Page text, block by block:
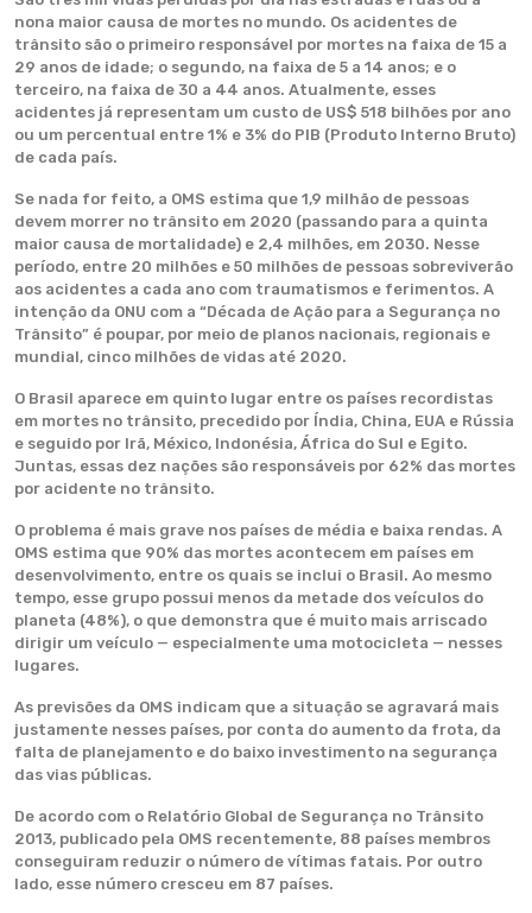
nona maior causa de mortes no mundo. Os acidentes de
trânsito são o primeiro responsável por mortes na faixa de 15 a
29 anos de idade; o segundo, na faixa de 5 a 14 anos; e o
terceiro, na faixa de 30 a 44 anos. Atualmente, esses
acidentes já representam um custo de US$ 518 bilhões por ano
ou um percentual entre 1% e 3% do PIB (Produto Interno Bruto)
de cada país.
Se nada for feito, a OMS estima que 1,9 milhão de pessoas
devem morrer no trânsito em 2020 (passando para a quinta
maior causa de mortalidade) e 2,4 milhões, em 2030. Nesse
período, entre 20 milhões e 50 milhões de pessoas sobreviverão
aos acidentes a cada ano com traumatismos e ferimentos. A
intenção da ONU com a “Década de Ação para a Segurança no
Trânsito” é poupar, por meio de planos nacionais, regionais e
mundial, cinco milhões de vidas até 2020.
O Brasil aparece em quinto lugar entre os países recordistas
em mortes no trânsito, precedido por Índia, China, EUA e Rússia
e seguido por Irã, México, Indonésia, África do Sul e Egito.
Juntas, essas dez nações são responsáveis por 62% das mortes
por acidente no trânsito.
O problema é mais grave nos países de média e baixa rendas. A
OMS estima que 90% das mortes acontecem em países em
desenvolvimento, entre os quais se inclui o Brasil. Ao mesmo
tempo, esse grupo possui menos da metade dos veículos do
planeta (48%), o que demonstra que é muito mais arriscado
dirigir um veículo — especialmente uma motocicleta — nesses
lugares.
As previsões da OMS indicam que a situação se agravará mais
justamente nesses países, por conta do aumento da frota, da
falta de planejamento e do baixo investimento na segurança
das vias públicas.
De acordo com o Relatório Global de Segurança no Trânsito
2013, publicado pela OMS recentemente, 88 países membros
conseguiram reduzir o número de vítimas fatais. Por outro
lado, esse número cresceu em 87 países.